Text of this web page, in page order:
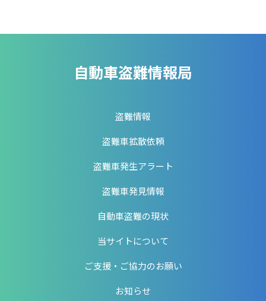
自動車盗難情報局
盗難情報
盗難車拡散依頼
盗難車発生アラート
盗難車発見情報
自動車盗難の現状
当サイトについて
ご支援・ご協力のお願い
お知らせ